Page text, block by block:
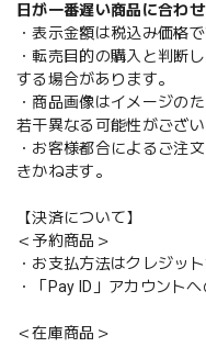
日が一番遅い商品に合わ
・表示金額は税込み価格で
・転売目的の購入と判断
する場合があります。
・商品画像はイメージの
若干異なる可能性がござい
・お客様都合によるご注
きかねます。
【決済について】
＜予約商品＞
・お支払方法はクレジッ
・「Pay ID」アカウント
＜在庫商品＞